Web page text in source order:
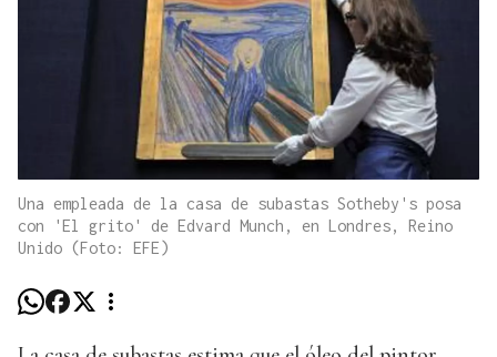
Una empleada de la casa de subastas Sotheby's posa
con 'El grito' de Edvard Munch, en Londres, Reino
Unido (Foto: EFE)